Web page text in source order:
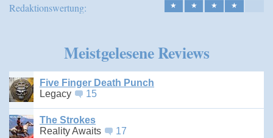
Redaktionswertung: ★ ★ ★ ★
Meistgelesene Reviews
Five Finger Death Punch
Legacy
15
The Strokes
Reality Awaits
17